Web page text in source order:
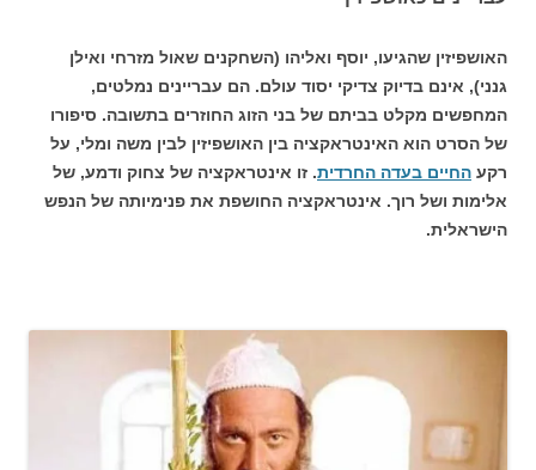
האושפיזין שהגיעו, יוסף ואליהו (השחקנים שאול מזרחי ואילן
גנני), אינם בדיוק צדיקי יסוד עולם. הם עבריינים נמלטים,
המחפשים מקלט בביתם של בני הזוג החוזרים בתשובה. סיפורו
של הסרט הוא האינטראקציה בין האושפיזין לבין משה ומלי, על
רקע החיים בעדה החרדית. זו אינטראקציה של צחוק ודמע, של
אלימות ושל רוך. אינטראקציה החושפת את פנימיותה של הנפש
הישראלית.